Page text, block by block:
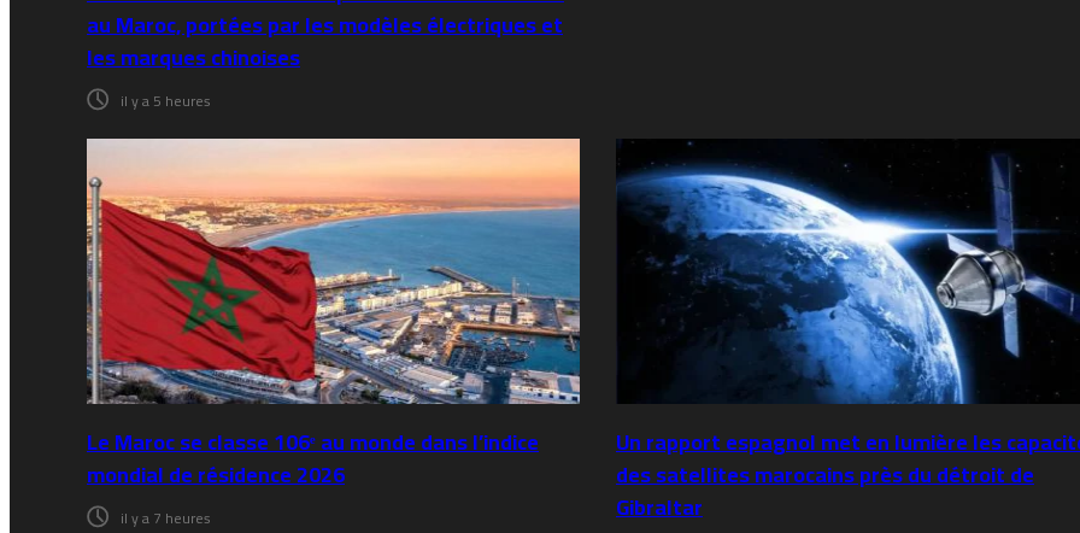
au Maroc, portées par les modèles électriques et
les marques chinoises
il y a 5 heures
Le Maroc se classe 106ᵉ au monde dans l’indice
mondial de résidence 2026
il y a 7 heures
Un rapport espagnol met en lumière les
des satellites marocains près du détroit de
Gibraltar